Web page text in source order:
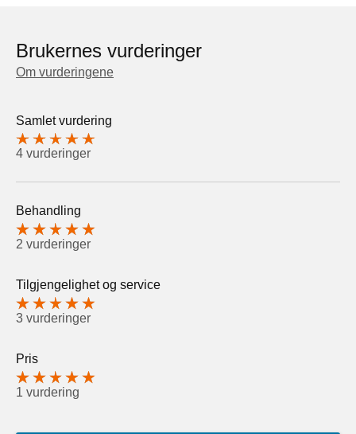
Brukernes vurderinger
Om vurderingene
Samlet vurdering
4 vurderinger
Behandling
2 vurderinger
Tilgjengelighet og service
3 vurderinger
Pris
1 vurdering